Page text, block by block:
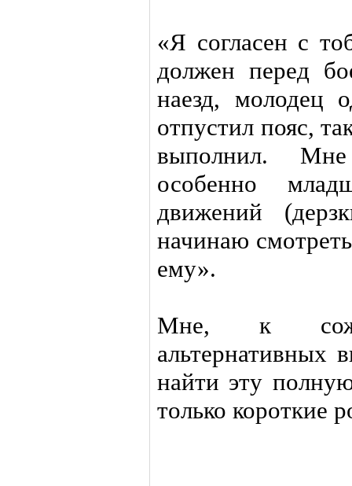
«Я согласен с
должен перед
наезд, молодец
отпустил пояс,
выполнил.
особенно
движений
начинаю
ему».
Мне, к
альтернативных
найти эту
только короткие